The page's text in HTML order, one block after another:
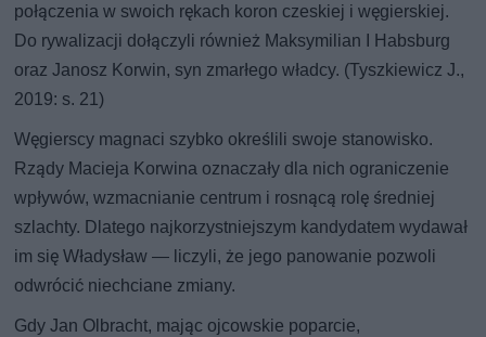
połączenia w swoich rękach koron czeskiej i węgierskiej.
Do rywalizacji dołączyli również Maksymilian I Habsburg
oraz Janosz Korwin, syn zmarłego władcy. (Tyszkiewicz J.,
2019: s. 21)
Węgierscy magnaci szybko określili swoje stanowisko.
Rządy Macieja Korwina oznaczały dla nich ograniczenie
wpływów, wzmacnianie centrum i rosnącą rolę średniej
szlachty. Dlatego najkorzystniejszym kandydatem wydawał
im się Władysław — liczyli, że jego panowanie pozwoli
odwrócić niechciane zmiany.
Gdy Jan Olbracht, mając ojcowskie poparcie,